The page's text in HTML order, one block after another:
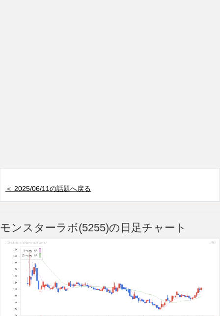
＜ 2025/06/11の話題へ戻る
モンスターラボ(5255)の日足チャート